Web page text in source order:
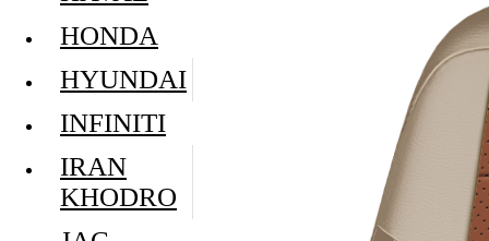
HONDA
HYUNDAI
INFINITI
IRAN
KHODRO